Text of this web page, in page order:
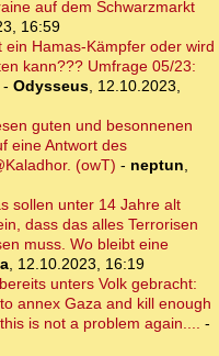
auf dem Schwarzmarkt
16:59
Hamas-Kämpfer oder wird
kann??? Umfrage 05/23:
- Odysseus, 12.10.2023,
guten und besonnenen
eine Antwort des
(owT) - neptun,
sollen unter 14 Jahre alt
dass das alles Terrorisen
muss. Wo bleibt eine
, 12.10.2023, 16:19
unters Volk gebracht:
annex Gaza and kill enough
is not a problem again.... -